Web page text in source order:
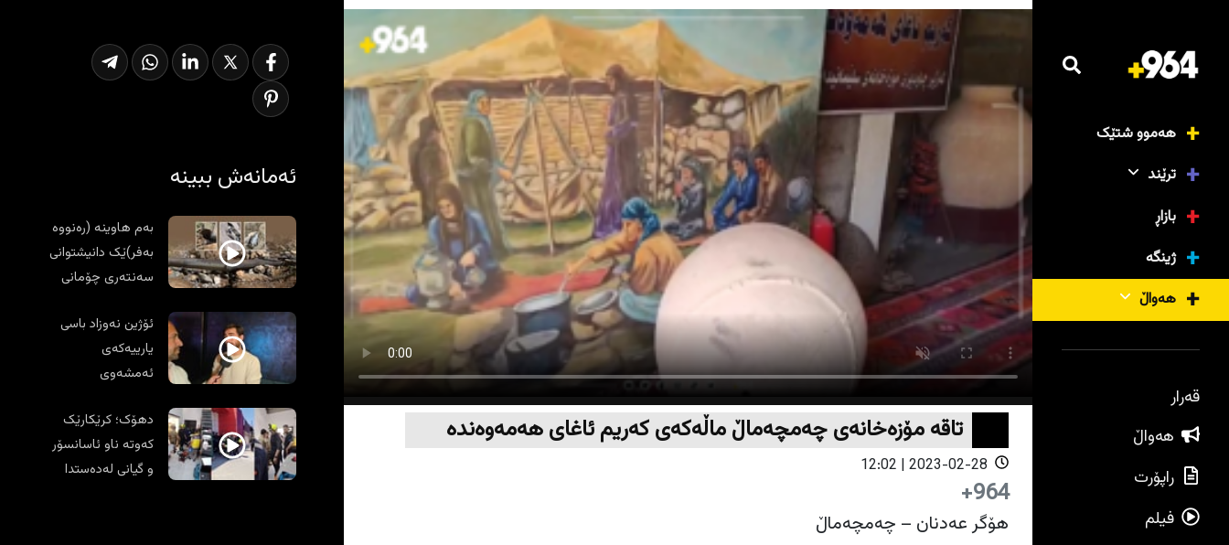
هەموو شتێک
ترێند
بازاڕ
ژینگە
هەواڵ
قەرار
هەواڵ
راپۆرت
فیلم
تاقە مۆزەخانەی چەمچەماڵ ماڵەکەی کەریم ئاغای هەمەوەندە
2023-02-28 | 12:02
964+
هۆگر عەدنان – چەمچەماڵ
ئەمانەش ببینە
بەم هاوینە (رەنووە
بەفر)ێک دانیشتوانی
سەنتەری چۆمانی
ئۆژین نەوزاد باسی
یارییەکەی
ئەمشەوی
دهۆک؛ کرێکارێک
کەوتە ناو ئاسانسۆر
و گیانی لەدەستدا